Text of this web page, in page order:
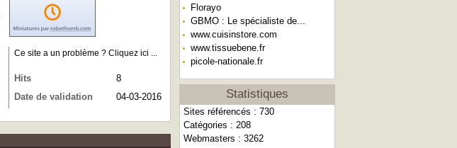
Florayo
GBMO : Le spécialiste de...
www.cuisinstore.com
www.tissuebene.fr
picole-nationale.fr
Statistiques
Sites référencés : 730
Catégories : 208
Webmasters : 3262
Ce site a un problème ? Cliquez ici ...
Hits
8
Date de validation
04-03-2016